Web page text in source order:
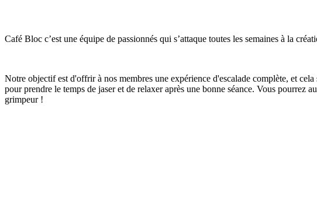
Café Bloc c’est une équipe de passionnés qui s’attaque toutes les semaines à la
Notre objectif est d'offrir à nos membres une expérience d'escalade complète, et
pour prendre le temps de jaser et de relaxer après une bonne séance. Vous
grimpeur !